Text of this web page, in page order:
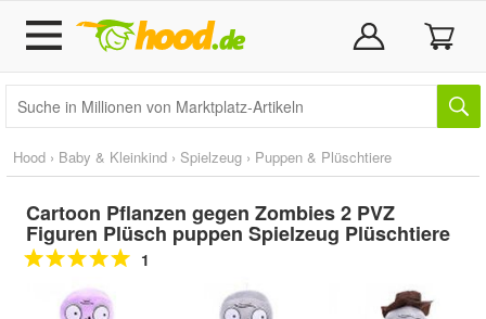
Hood › Baby & Kleinkind › Spielzeug › Puppen & Plüschtiere
Cartoon Pflanzen gegen Zombies 2 PVZ
Figuren Plüsch puppen Spielzeug Plüschtiere
1